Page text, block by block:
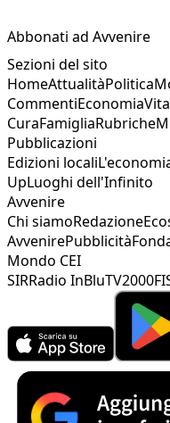
Abbonati ad Avvenire
Sezioni del sito
HomeAttualitàPolitica
CommentiEconomia
CuraFamigliaRubriche
Pubblicazioni
Edizioni locali
UpLuoghi dell'Infinito
Avvenire
Chi siamoRedazione
AvvenirePubblicità
Mondo CEI
SIRRadio InBluTV2000